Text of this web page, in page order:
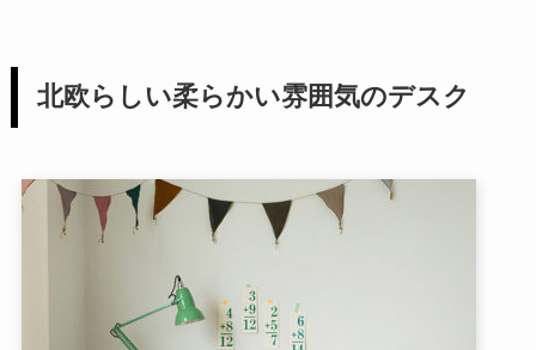
北欧らしい柔らかい雰囲気のデスク